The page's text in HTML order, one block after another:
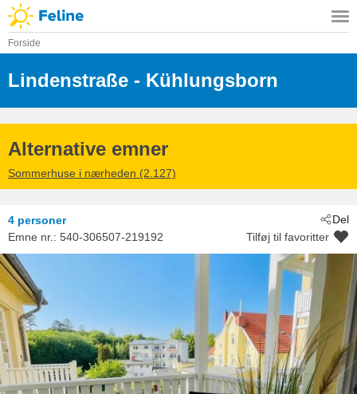
Forside
Lindenstraße
- 18225
- Kühlungsborn
Alternative emner
Sommerhuse i nærheden (2.127)
Del
4 personer
Emne nr.: 540-306507-219192 Tilføj til favoritter